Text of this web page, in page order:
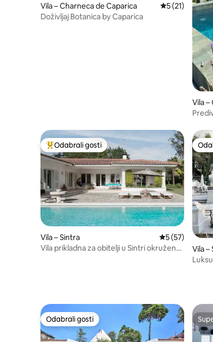
Vila – Charneca de Caparica Prosječna
5 (21)
Doživljaj Botanica by Caparica
Vila
Među najviše rangiranima s oznakom „Odabrali
Odabrali gosti
Vila – Sintra Prosječna
5 (57)
Vila prikladna za obitelji u Sintri okružena
Vila –
Odabrali gosti
Odabrali gosti